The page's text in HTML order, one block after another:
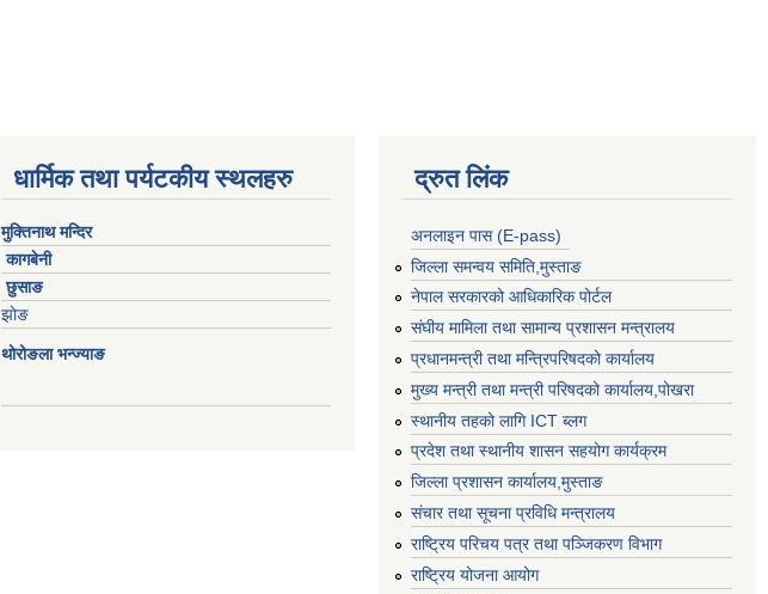
धार्मिक तथा पर्यटकीय स्थलहरु
मुक्तिनाथ मन्दिर
कागबेनी
छुसाङ
झोङ
थोरोङला भन्ज्याङ
द्रुत लिंक
अनलाइन पास (E-pass)
जिल्ला समन्वय समिति,मुस्ताङ
नेपाल सरकारको आधिकारिक पोर्टल
संघीय मामिला तथा सामान्य प्रशासन मन्त्रालय
प्रधानमन्त्री तथा मन्त्रिपरिषदको कार्यालय
मुख्य मन्त्री तथा मन्त्री परिषदको कार्यालय,पोखरा
स्थानीय तहको लागि ICT ब्लग
प्रदेश तथा स्थानीय शासन सहयोग कार्यक्रम
जिल्ला प्रशासन कार्यालय,मुस्ताङ
संचार तथा सूचना प्रविधि मन्त्रालय
राष्ट्रिय परिचय पत्र तथा पञ्जिकरण विभाग
राष्ट्रिय योजना आयोग